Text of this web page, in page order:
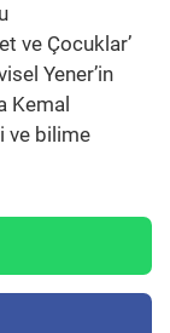
ve Çocuklar’
Yener’in
Kemal
ve bilime